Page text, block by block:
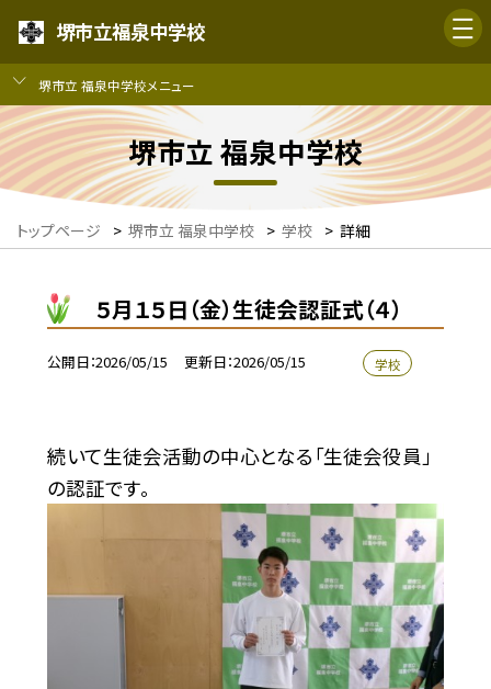
堺市立福泉中学校
堺市立 福泉中学校メニュー
堺市立 福泉中学校
トップページ > 堺市立 福泉中学校 > 学校 > 詳細
５月１５日（金）生徒会認証式（４）
公開日 2026/05/15 更新日 2026/05/15 学校
続いて生徒会活動の中心となる「生徒会役員」
の認証です。